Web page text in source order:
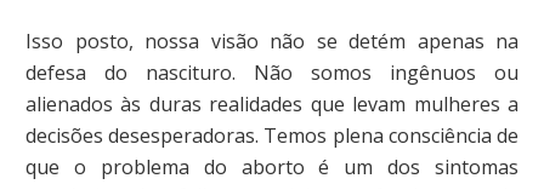
Isso posto, nossa visão não se detém apenas na
defesa do nascituro. Não somos ingênuos ou
alienados às duras realidades que levam mulheres a
decisões desesperadoras. Temos plena consciência de
que o problema do aborto é um dos sintomas